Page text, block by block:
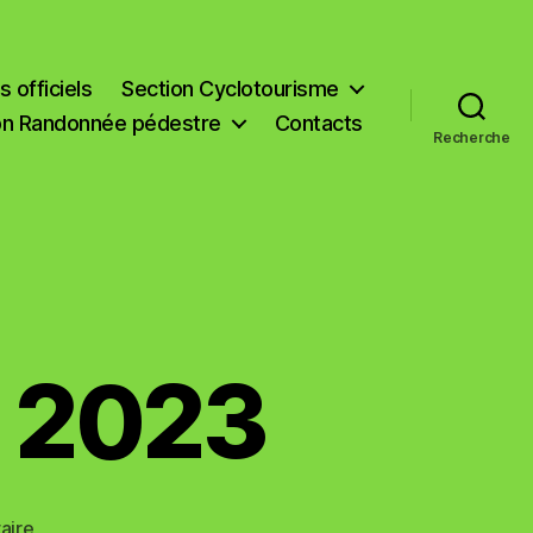
officiels
Section Cyclotourisme
Randonnée pédestre
Contacts
Recherche
2023
sur